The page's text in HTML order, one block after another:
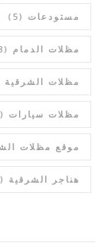
مستودعات (5)
مظلات الدمام (8)
مظلات الشرقية
مظلات سيارات (6)
موقع مظلات
هناجر الشرقية (5)